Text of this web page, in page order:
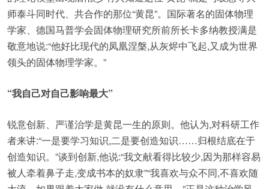
师泰斗同时代、共合作的那位“黄昆”。国际著名的固体物理
学家、德国马普学会固体物理研究所前所长卡多纳教授满是
敬意地说:“他好比现代的凤凰涅槃,从灰烬中飞起,又成为世界
领头的固体物理学家。”
“我自己对自己影响最大”
锐意创新、严谨治学是黄昆一生的原则。他认为,对科研工作
者来讲:“一是要学习知识,二是要创造知识……归根结底在于
创造知识。”谈到创新,他说:“我文献看得比较少,因为那样容易
被人牵着鼻子走,变成书本的奴隶”“我喜欢与众不同,不喜欢随